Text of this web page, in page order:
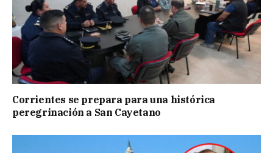
Corrientes se prepara para una histórica
peregrinación a San Cayetano